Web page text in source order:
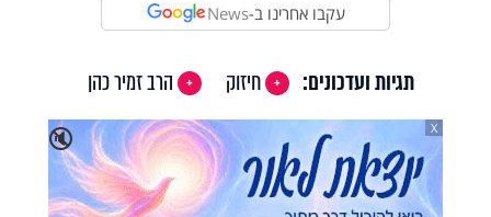
עקבו אחרינו ב-News
תגיות ועדכונים: חיזוק
הרב זמיר כהן
🔇
X